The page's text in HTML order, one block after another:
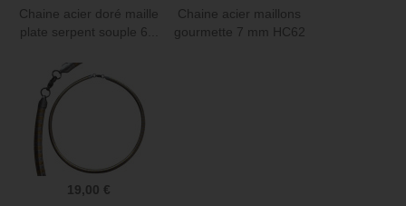
Chaine acier doré maille
plate serpent souple 6...
Chaine acier maillons
gourmette 7 mm HC62
19,00 €